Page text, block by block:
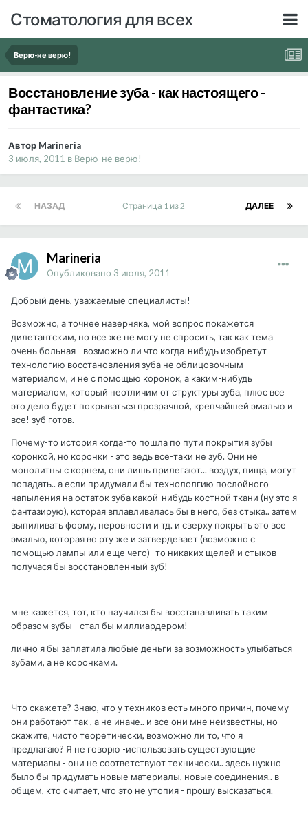
Стоматология для всех
Верю-не верю!
Восстановление зуба - как настоящего -
фантастика?
Автор Marineria
3 июля, 2011 в Верю-не верю!
НАЗАД ДАЛЕЕ
Страница 1 из 2
Marineria
Опубликовано 3 июля, 2011
Добрый день, уважаемые специалисты!
Возможно, а точнее наверняка, мой вопрос покажется
дилетантским, но все же не могу не спросить, так как тема
очень больная - возможно ли что когда-нибудь изобретут
технологию восстановления зуба не облицовочным
материалом, и не с помощью коронок, а каким-нибудь
материалом, который неотличим от структуры зуба, плюс все
это дело будет покрываться прозрачной, крепчайшей эмалью и
все! зуб готов.
Почему-то история когда-то пошла по пути покрытия зубы
коронкой, но коронки - это ведь все-таки не зуб. Они не
монолитны с корнем, они лишь прилегают... воздух, пища, могут
попадать.. а если придумали бы технололгию послойного
напыления на остаток зуба какой-нибудь костной ткани (ну это я
фантазирую), которая вплавливалась бы в него, без стыка.. затем
выпиливать форму, неровности и тд. и сверху покрыть это все
эмалью, которая во рту же и затвердевает (возможно с
помощью лампы или еще чего)- то никаких щелей и стыков -
получася бы восстановленный зуб!
мне кажется, тот, кто научился бы восстанавливать таким
образом зубы - стал бы миллиардером!
лично я бы заплатила любые деньги за возможность улыбаться
зубами, а не коронками.
Что скажете? Знаю, что у техников есть много причин, почему
они работают так , а не иначе.. и все они мне неизвестны, но
скажите, чисто теоретически, возможно ли то, что я
предлагаю? Я не говорю -использовать существующие
материалы - они не соответствуют технически.. здесь нужно
было бы придумать новые материалы, новые соединения.. в
общем, кто считает, что это не утопия - прошу высказаться.